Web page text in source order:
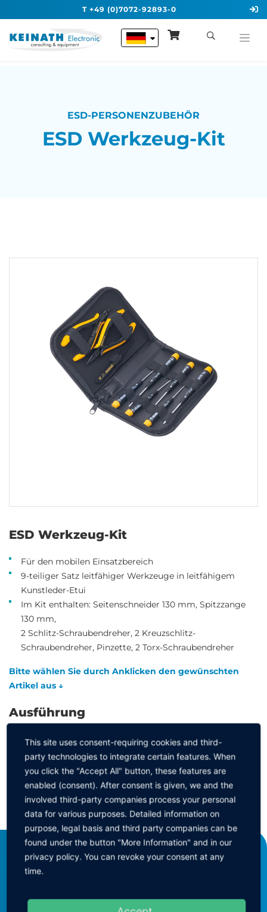
T +49 (0)7072-92893-0
ESD-PERSONENZUBEHÖR
ESD Werkzeug-Kit
ESD Werkzeug-Kit
Für den mobilen Einsatzbereich
9-teiliger Satz leitfähiger Werkzeuge in leitfähigem
Kunstleder-Etui
Im Kit enthalten: Seitenschneider 130 mm, Spitzzange
130 mm,
2 Schlitz-Schraubendreher, 2 Kreuzschlitz-
Schraubendreher, Pinzette, 2 Torx-Schraubendreher
Bitte wählen Sie durch Anklicken den gewünschten
Artikel aus ↓
Ausführung
ESD Werkzeug-Kit
ZURÜCK ZUR GRUPPE
KEINATH Electronic GmbH
This site uses consent-requiring cookies and third-
party technologies to integrate certain features. When
you click the "Accept All" button, these features are
enabled (consent). After consent is given, we and the
involved third-party companies process your personal
data for various purposes. Detailed information on
purpose, legal basis and third party companies can be
found under the button "More Information" and in our
privacy policy. You can revoke your consent at any
time.